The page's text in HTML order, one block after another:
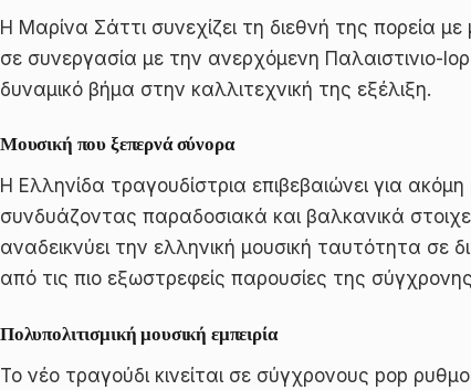
Η Μαρίνα Σάττι συνεχίζει τη διεθνή της πορεία
σε συνεργασία με την ανερχόμενη Παλαιστινιο-
δυναμικό βήμα στην καλλιτεχνική της εξέλιξη.
Μουσική που ξεπερνά σύνορα
Η Ελληνίδα τραγουδίστρια επιβεβαιώνει για
συνδυάζοντας παραδοσιακά και βαλκανικά
αναδεικνύει την ελληνική μουσική ταυτότητα σε
από τις πιο εξωστρεφείς παρουσίες της
Πολυπολιτισμική μουσική εμπειρία
Το νέο τραγούδι κινείται σε σύγχρονους pop